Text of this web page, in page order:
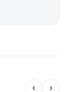
‹ ›